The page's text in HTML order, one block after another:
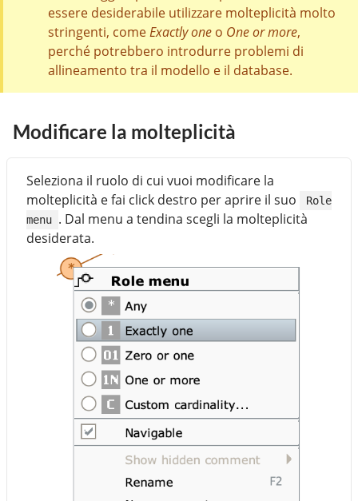
essere desiderabile utilizzare molteplicità molto
stringenti, comeExactly one o One or more,
perché potrebbero introdurre problemi di
allineamento tra il modello e il database.
Modificare la molteplicità
Seleziona il ruolo di cui vuoi modificare la
molteplicità e fai click destro per aprire il suo
Role
menu . Dal menu a tendina scegli la molteplicità
desiderata.